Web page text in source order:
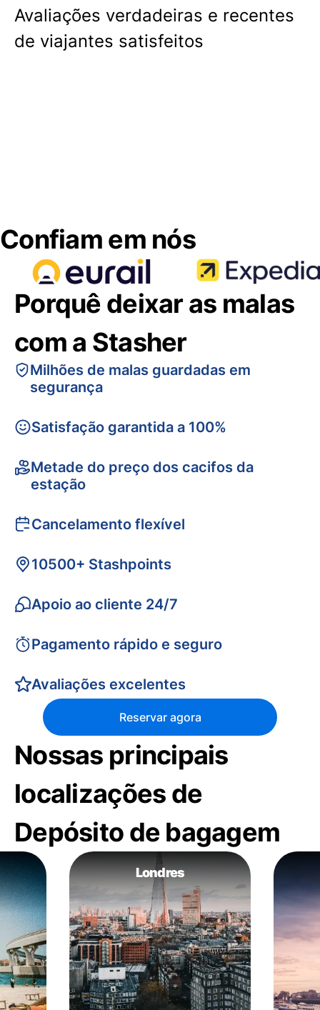
Avaliações verdadeiras e recentes
de viajantes satisfeitos
Confiam em nós
Porquê deixar as malas
com a Stasher
Milhões de malas guardadas em
segurança
Satisfação garantida a 100%
Metade do preço dos cacifos da
estação
Cancelamento flexível
10500+ Stashpoints
Apoio ao cliente 24/7
Pagamento rápido e seguro
Avaliações excelentes
Reservar agora
Nossas principais
localizações de
Depósito de bagagem
Londres